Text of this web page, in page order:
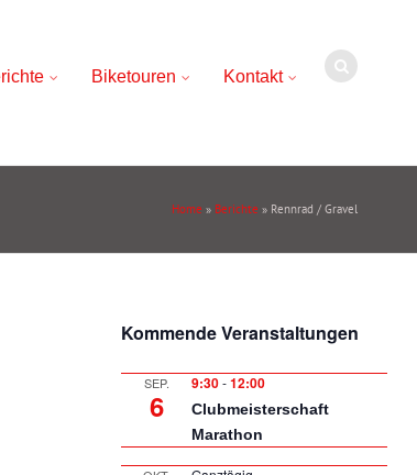
Biketouren Kontakt
Home » Berichte » Rennrad / Gravel
Kommende Veranstaltungen
SEP.
6
9:30-12:00
Clubmeisterschaft
Marathon